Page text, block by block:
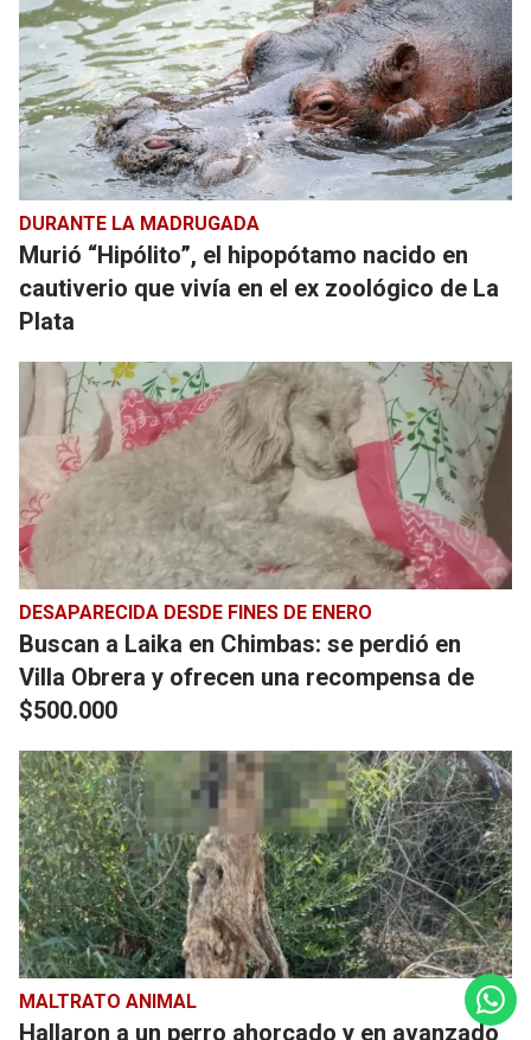
DURANTE LA MADRUGADA
Murió “Hipólito”, el hipopótamo nacido en
cautiverio que vivía en el ex zoológico de La
Plata
DESAPARECIDA DESDE FINES DE ENERO
Buscan a Laika en Chimbas: se perdió en
Villa Obrera y ofrecen una recompensa de
$500.000
MALTRATO ANIMAL
Hallaron a un perro ahorcado y en avanzado